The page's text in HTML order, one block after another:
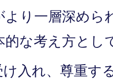
より一層深めら
的な考え方とし
け入れ、尊重す